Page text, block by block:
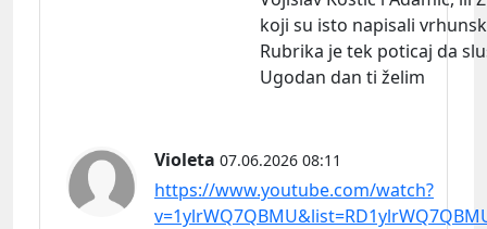
koji su isto napisali
Rubrika je tek poticaj da
Ugodan dan ti želim
Violeta 07.06.2026 08:11
https://www.youtube.com/watch?